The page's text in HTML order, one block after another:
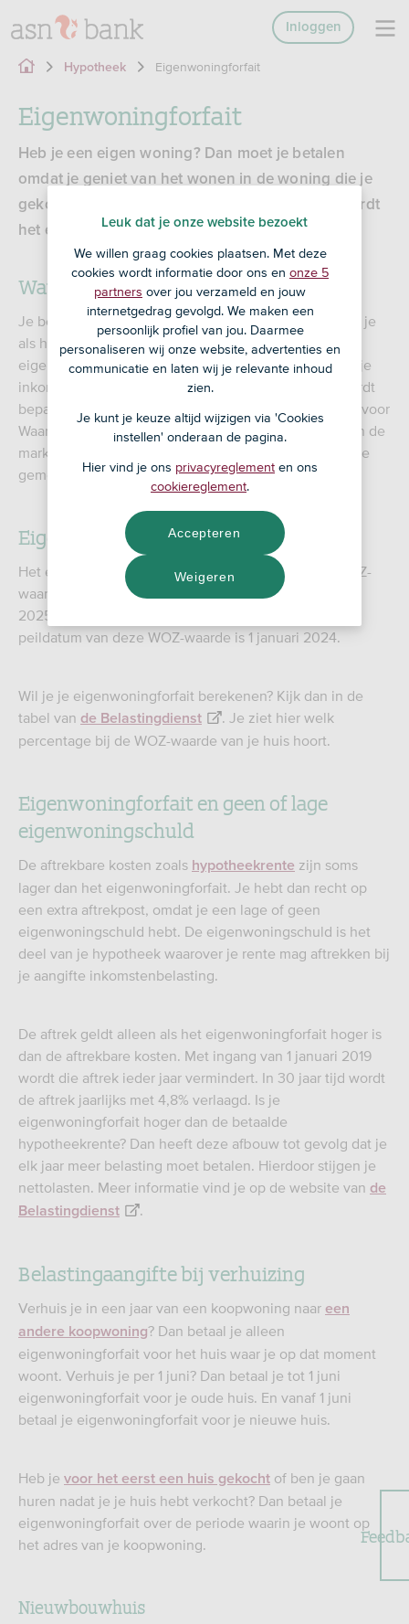
Inloggen
Hypotheek Eigenwoningforfait
Eigenwoningforfait
Heb je een eigen woning? Dan moet je betalen
omdat je geniet van het wonen in de woning die je
gekocht hebt. Het bedrag dat je moet betalen wordt
het eigenwoningforfait genoemd.
Wat is eigenwoningforfait?
Je betaalt als huiseigenaar belasting over het huis dat je
als hoofdverblijf gebruikt. Dit wordt het
eigenwoningforfait genoemd. Het is een bijtelling op je
inkomen. De hoogte van het bedrag dat je betaalt wordt
bepaald aan de hand van de WOZ-waarde. WOZ staat voor
Waardering Onroerende Zaken en is een schatting van de
marktwaarde van je huis. Deze wordt ieder jaar door de
gemeente vastgesteld.
Eigenwoningforfait berekenen
Het eigenwoningforfait is een percentage van de WOZ-
waarde van je woning. Doe je belastingaangifte over
2025? Dan neem je de WOZ-waarde van 2025. De
peildatum van deze WOZ-waarde is 1 januari 2024.
Wil je je eigenwoningforfait berekenen? Kijk dan in de
tabel van de Belastingdienst
. Je ziet hier welk
percentage bij de WOZ-waarde van je huis hoort.
Eigenwoningforfait en geen of lage
eigenwoningschuld
De aftrekbare kosten zoals hypotheekrente zijn soms
lager dan het eigenwoningforfait. Je hebt dan recht op
een extra aftrekpost, omdat je een lage of geen
eigenwoningschuld hebt. De eigenwoningschuld is het
deel van je hypotheek waarover je rente mag aftrekken bij
je aangifte inkomstenbelasting.
De aftrek geldt alleen als het eigenwoningforfait hoger is
dan de aftrekbare kosten. Met ingang van 1 januari 2019
wordt die aftrek ieder jaar vermindert. In 30 jaar tijd wordt
de aftrek jaarlijks met 4,8% verlaagd. Is je
eigenwoningforfait hoger dan de betaalde
hypotheekrente? Dan heeft deze afbouw tot gevolg dat je
elk jaar meer belasting moet betalen. Hierdoor stijgen je
nettolasten. Meer informatie vind je op de website van de
Belastingdienst
.
Belastingaangifte bij verhuizing
Verhuis je in een jaar van een koopwoning naar een
andere koopwoning? Dan betaal je alleen
eigenwoningforfait voor het huis waar je op dat moment
woont. Verhuis je per 1 juni? Dan betaal je tot 1 juni
eigenwoningforfait voor je oude huis. En vanaf 1 juni
betaal je eigenwoningforfait voor je nieuwe huis.
Heb je voor het eerst een huis gekocht of ben je gaan
huren nadat je je huis hebt verkocht? Dan betaal je
eigenwoningforfait over de periode waarin je woont op
het adres van je koopwoning.
Nieuwbouwhuis
Leuk dat je onze website bezoekt
We willen graag cookies plaatsen. Met deze
cookies wordt informatie door ons en onze 5
partners over jou verzameld en jouw
internetgedrag gevolgd. We maken een
persoonlijk profiel van jou. Daarmee
personaliseren wij onze website, advertenties en
communicatie en laten wij je relevante inhoud
zien.
Je kunt je keuze altijd wijzigen via 'Cookies
instellen' onderaan de pagina.
Hier vind je ons privacyreglement en ons
cookiereglement.
Weigeren
Accepteren